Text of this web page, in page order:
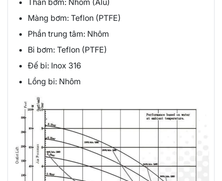
Thân bơm: Nhôm (Alu)
Màng bơm: Teflon (PTFE)
Phần trung tâm: Nhôm
Bi bơm: Teflon (PTFE)
Đế bi: Inox 316
Lồng bi: Nhôm